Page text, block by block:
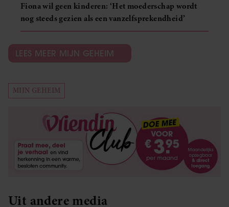
Fiona wil geen kinderen: ‘Het moederschap wordt
nog steeds gezien als een vanzelfsprekendheid’
LEES MEER MIJN GEHEIM
MIJN GEHEIM
Uit andere media